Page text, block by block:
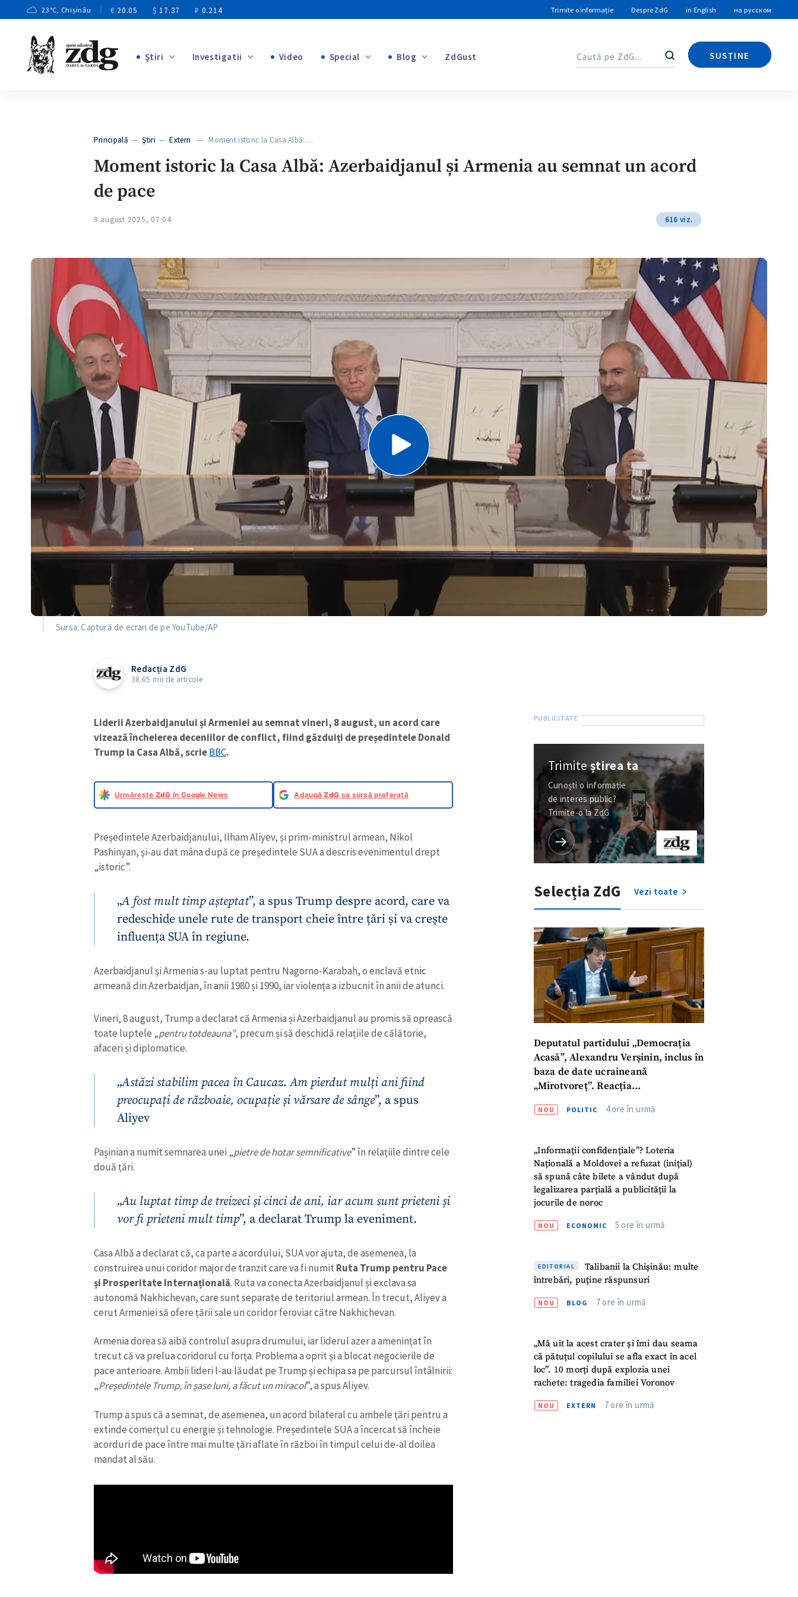
23 °C, Chișinău € 20.05 $ 17.37 ₽ 0.214 Trimite o informație Despre ZdG in English на русском
Ştiri Investigatii Video Special
+1
Blog ZdGust Caută
SUSȚINE
Caută
Principală —Ştiri —Extern — Moment istoric la Casa Albă:…
Moment istoric la Casa Albă: Azerbaidjanul și Armenia au semnat un acord
de pace
9 august 2025, 07:04 616 viz.
Sursa: Captură de ecran de pe YouTube/AP
Redacția ZdG
38.65 mii de articole
Liderii Azerbaidjanului și Armeniei au semnat vineri, 8 august, un acord care
vizează încheierea deceniilor de conflict, fiind găzduiți de președintele Donald
Trump la Casa Albă, scrieBBC.
Urmărește ZdG în Google News AdaugăZdG ca sursă preferată
Președintele Azerbaidjanului, Ilham Aliyev, și prim-ministrul armean, Nikol
Pashinyan, și-au dat mâna după ce președintele SUA a descris evenimentul drept
„istoric”.
„A fost mult timp așteptat”, a spus Trump despre acord, care va
redeschide unele rute de transport cheie între țări și va crește
influența SUA în regiune.
Azerbaidjanul și Armenia s-au luptat pentru Nagorno-Karabah, o enclavă etnic
armeană din Azerbaidjan, în anii 1980 și 1990, iar violența a izbucnit în anii de atunci.
Vineri, 8 august, Trump a declarat că Armenia și Azerbaidjanul au promis să oprească
toate luptele „pentru totdeauna”, precum și să deschidă relațiile de călătorie,
afaceri și diplomatice.
„Astăzi stabilim pacea în Caucaz.Am pierdut mulți ani fiind
preocupați de războaie, ocupație și vărsare de sânge”, a spus
Aliyev
Pașinian a numit semnarea unei „pietre de hotar semnificative” în relațiile dintre cele
două țări.
„Au luptat timp de treizeci și cinci de ani, iar acum sunt prieteni și
vor fi prieteni mult timp”, a declarat Trump la eveniment.
Casa Albă a declarat că, ca parte a acordului, SUA vor ajuta, de asemenea, la
construirea unui coridor major de tranzit care va fi numit Ruta Trump pentru Pace
și Prosperitate Internațională. Ruta va conecta Azerbaidjanul și exclava sa
autonomă Nakhichevan, care sunt separate de teritoriul armean. În trecut, Aliyev a
cerut Armeniei să ofere țării sale un coridor feroviar către Nakhichevan.
Armenia dorea să aibă controlul asupra drumului, iar liderul azer a amenințat în
trecut că va prelua coridorul cu forța. Problema a oprit și a blocat negocierile de
pace anterioare. Ambii lideri l-au lăudat pe Trump și echipa sa pe parcursul întâlnirii:
„Președintele Trump, în șase luni, a făcut un miracol”, a spus Aliyev.
Trump a spus că a semnat, de asemenea, un acord bilateral cu ambele țări pentru a
extinde comerțul cu energie și tehnologie. Președintele SUA a încercat să încheie
acorduri de pace între mai multe țări aflate în război în timpul celui de-al doilea
mandat al său.
Trimiteștirea ta
Cunoști o informație
de interes public?
Trimite-o la ZdG
Selecția ZdG Vezi toate
Deputatul partidului „Democrația
Acasă”, Alexandru Verșinin, inclus în
baza de date ucraineană
„Mirotvoreț”. Reacția
NOU POLITIC 4 ore în urmă
„Informații confidențiale”? Loteria
Națională a Moldovei a refuzat (inițial)
să spună câte bilete a vândut după
legalizarea parțială a publicității la
jocurile de noroc
NOU ECONOMIC 5 ore în urmă
EDITORIAL
Talibanii la Chișinău: multe
întrebări, puține răspunsuri
NOU BLOG 7 ore în urmă
„Mă uit la acest crater și îmi dau seama
că pătuțul copilului se afla exact în acel
loc”. 10 morți după explozia unei
rachete: tragedia familiei Voronov
NOU EXTERN 7 ore în urmă
ȘTIREA MEA
Titlu știre
Fotografie + Încarcă imagine
Link media + Link media
+ Numele meu
+ Telefon personal